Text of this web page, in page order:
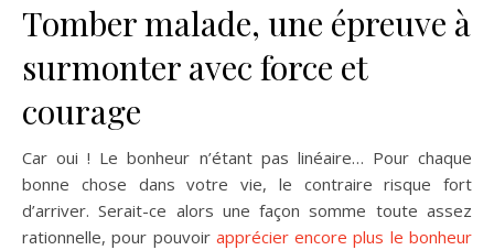
Tomber malade, une épreuve à
surmonter avec force et
courage
Car oui ! Le bonheur n’étant pas linéaire… Pour chaque
bonne chose dans votre vie, le contraire risque fort
d’arriver. Serait-ce alors une façon somme toute assez
rationnelle, pour pouvoir apprécier encore plus le bonheur